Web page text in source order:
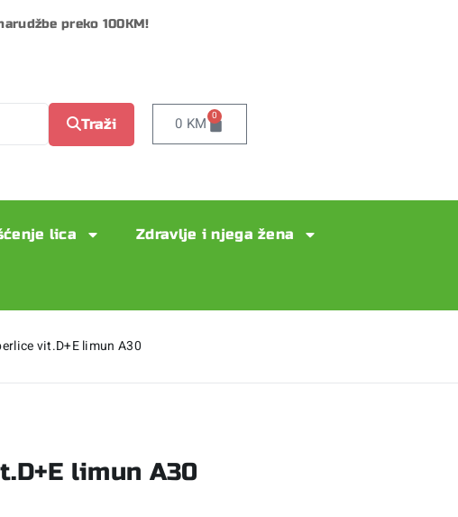
preko 100KM!
Traži 0 KM 0
lica Zdravlje i njega žena
vit.D+E limun A30
limun A30